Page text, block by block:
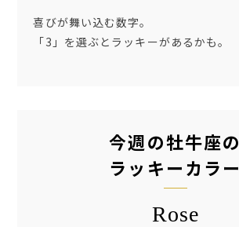
喜びが舞い込む数字。
「3」を選ぶとラッキーがあるかも。
今週の牡牛座の
ラッキーカラー
Rose